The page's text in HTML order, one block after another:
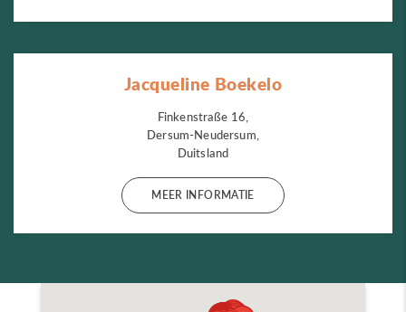
Jacqueline Boekelo
Finkenstraße 16,
Dersum-Neudersum,
Duitsland
MEER INFORMATIE